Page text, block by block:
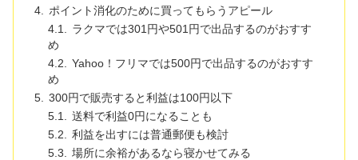
ポイント消化のために買ってもらうアピール
ラクマでは301円や501円で出品するのがおすす
め
Yahoo！フリマでは500円で出品するのがおすす
め
300円で販売すると利益は100円以下
送料で利益0円になることも
利益を出すには普通郵便も検討
場所に余裕があるなら寝かせてみる